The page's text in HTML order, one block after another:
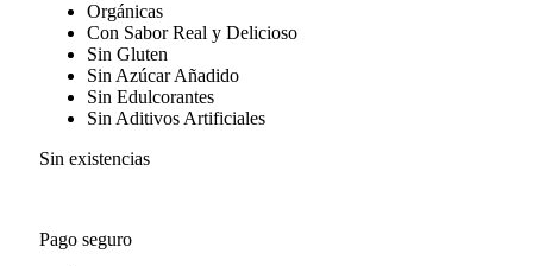
Orgánicas
Con Sabor Real y Delicioso
Sin Gluten
Sin Azúcar Añadido
Sin Edulcorantes
Sin Aditivos Artificiales
Sin existencias
Pago seguro